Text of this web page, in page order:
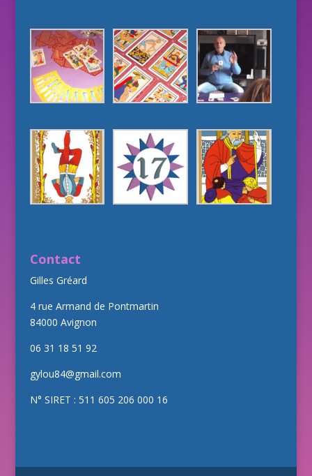
Contact
Gilles Gréard
4 rue Armand de Pontmartin
84000 Avignon
06 31 18 51 92
gylou84@gmail.com
N° SIRET : 511 605 206 000 16